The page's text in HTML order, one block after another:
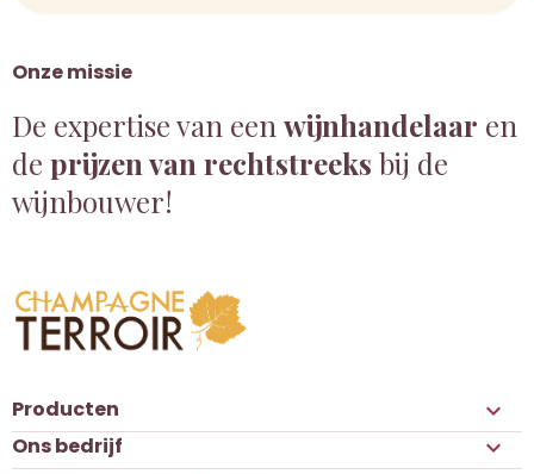
Onze missie
De expertise van een wijnhandelaar en
de prijzen van rechtstreeks bij de
wijnbouwer!
Producten 
Ons bedrijf 